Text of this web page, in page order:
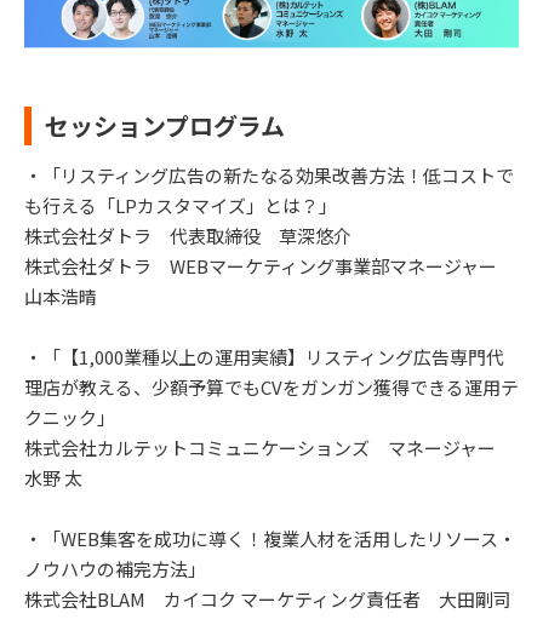
セッションプログラム
・「リスティング広告の新たなる効果改善方法！低コストで
も行える「LPカスタマイズ」とは？」
株式会社ダトラ 代表取締役 草深悠介
株式会社ダトラ WEBマーケティング事業部マネージャー
山本浩晴
・「【1,000業種以上の運用実績】リスティング広告専門代
理店が教える、少額予算でもCVをガンガン獲得できる運用テ
クニック」
株式会社カルテットコミュニケーションズ マネージャー
水野 太
・「WEB集客を成功に導く！複業人材を活用したリソース・
ノウハウの補完方法」
株式会社BLAM カイコク マーケティング責任者 大田剛司